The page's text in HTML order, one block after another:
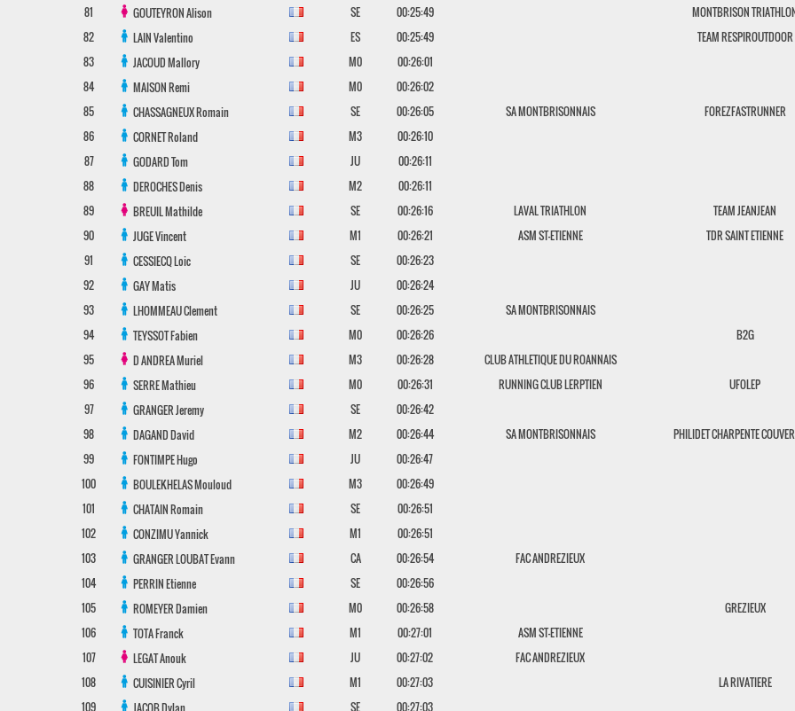
81
GOUTEYRONAlison SE 00:25:49
MONTBRISON
82
LAINValentino ES 00:25:49
TEAM RESPIROUTDOOR
83
JACOUDMallory M0
00:26:01
84
MAISONRemi M0
00:26:02
85
CHASSAGNEUXRomain SE 00:26:05 SA MONTBRISONNAIS
FOREZFASTRUNNER
86
CORNETRoland M3
00:26:10
87
GODARDTom JU
00:26:11
88
DEROCHESDenis M2
00:26:11
89
BREUILMathilde SE 00:26:16 LAVAL TRIATHLON
TEAM JEANJEAN
90
JUGEVincent M1 00:26:21 ASM ST-ETIENNE
TDR SAINT ETIENNE
91
CESSIECQLoic SE
00:26:23
92
GAYMatis JU
00:26:24
93
LHOMMEAUClement SE 00:26:25
SA MONTBRISONNAIS
94
TEYSSOTFabien M0 00:26:26
B2G
95
D ANDREAMuriel M3 00:26:28
CLUB ATHLETIQUE DU ROANNAIS
96
SERREMathieu M0 00:26:31 RUNNING CLUB LERPTIEN
UFOLEP
97
GRANGERJeremy SE
00:26:42
98
DAGANDDavid M2 00:26:44 SA MONTBRISONNAIS
PHILIDET CHARPENTE
99
FONTIMPEHugo JU
00:26:47
100
BOULEKHELASMouloud M3
00:26:49
101
CHATAINRomain SE
00:26:51
102
CONZIMUYannick M1
00:26:51
103
GRANGER LOUBATEvann CA 00:26:54
FAC ANDREZIEUX
104
PERRINEtienne SE
00:26:56
105
ROMEYERDamien M0 00:26:58
GREZIEUX
106
TOTAFranck M1 00:27:01
ASM ST-ETIENNE
107
LEGATAnouk JU 00:27:02
FAC ANDREZIEUX
108
CUISINIERCyril M1 00:27:03
LA RIVATIERE
109
JACOBDylan SE 00:27:03